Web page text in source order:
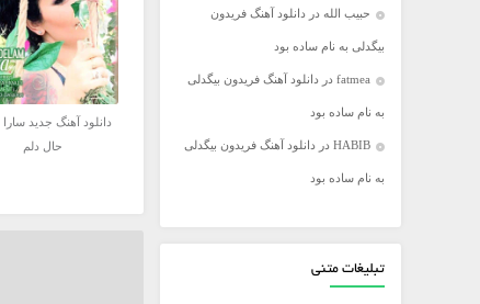
مهدی جهانی
مهدی یغمایی
میثم ابراهیمی
میلاد راستاد
حبیب الله در دانلود آهنگ فریدون
بیگدلی به نام ساده بود
fatmea در دانلود آهنگ فریدون بیگدلی
به نام ساده بود
HABIB در دانلود آهنگ فریدون بیگدلی
به نام ساده بود
تبلیغات متنی
دانلود آهنگ جدید سارا
حال دلم